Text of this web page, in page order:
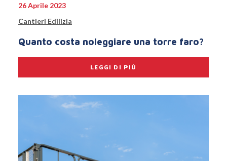
26 Aprile 2023
Cantieri Edilizia
Quanto costa noleggiare una torre faro?
LEGGI DI PIÙ